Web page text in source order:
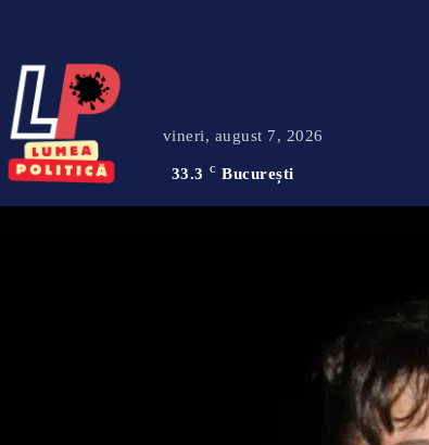
vineri, august 7, 2026
33.3 C București